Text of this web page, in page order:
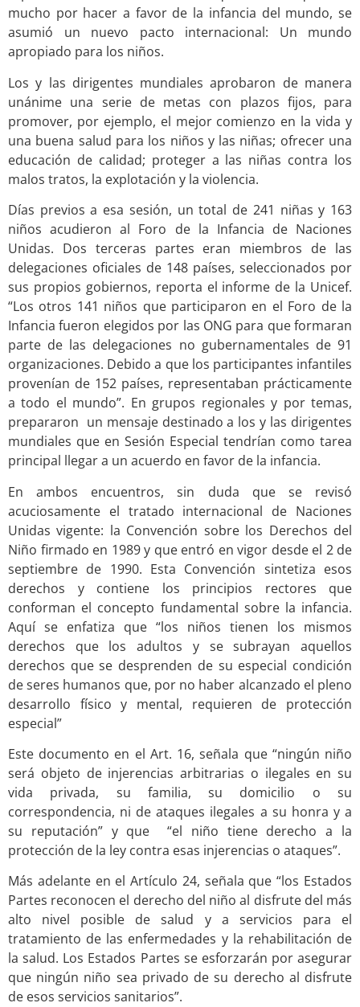
mucho por hacer a favor de la infancia del mundo, se
asumió un nuevo pacto internacional: Un mundo
apropiado para los niños.
Los y las dirigentes mundiales aprobaron de manera
unánime una serie de metas con plazos fijos, para
promover, por ejemplo, el mejor comienzo en la vida y
una buena salud para los niños y las niñas; ofrecer una
educación de calidad; proteger a las niñas contra los
malos tratos, la explotación y la violencia.
Días previos a esa sesión, un total de 241 niñas y 163
niños acudieron al Foro de la Infancia de Naciones
Unidas. Dos terceras partes eran miembros de las
delegaciones oficiales de 148 países, seleccionados por
sus propios gobiernos, reporta el informe de la Unicef.
“Los otros 141 niños que participaron en el Foro de la
Infancia fueron elegidos por las ONG para que formaran
parte de las delegaciones no gubernamentales de 91
organizaciones. Debido a que los participantes infantiles
provenían de 152 países, representaban prácticamente
a todo el mundo”. En grupos regionales y por temas,
prepararon un mensaje destinado a los y las dirigentes
mundiales que en Sesión Especial tendrían como tarea
principal llegar a un acuerdo en favor de la infancia.
En ambos encuentros, sin duda que se revisó
acuciosamente el tratado internacional de Naciones
Unidas vigente: la Convención sobre los Derechos del
Niño firmado en 1989 y que entró en vigor desde el 2 de
septiembre de 1990. Esta Convención sintetiza esos
derechos y contiene los principios rectores que
conforman el concepto fundamental sobre la infancia.
Aquí se enfatiza que “los niños tienen los mismos
derechos que los adultos y se subrayan aquellos
derechos que se desprenden de su especial condición
de seres humanos que, por no haber alcanzado el pleno
desarrollo físico y mental, requieren de protección
especial”
Este documento en el Art. 16, señala que “ningún niño
será objeto de injerencias arbitrarias o ilegales en su
vida privada, su familia, su domicilio o su
correspondencia, ni de ataques ilegales a su honra y a
su reputación” y que “el niño tiene derecho a la
protección de la ley contra esas injerencias o ataques”.
Más adelante en el Artículo 24, señala que “los Estados
Partes reconocen el derecho del niño al disfrute del más
alto nivel posible de salud y a servicios para el
tratamiento de las enfermedades y la rehabilitación de
la salud. Los Estados Partes se esforzarán por asegurar
que ningún niño sea privado de su derecho al disfrute
de esos servicios sanitarios”.